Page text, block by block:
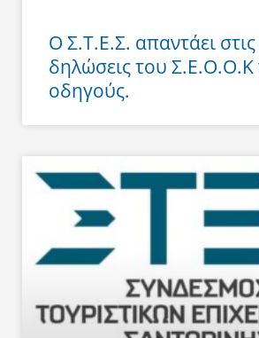
Ο Σ.Τ.Ε.Σ. απαντάει στις
δηλώσεις του Σ.Ε.Ο.Ο.Κ
οδηγούς.